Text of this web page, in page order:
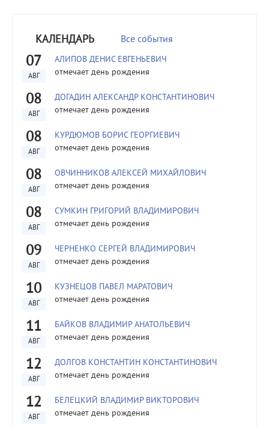
КАЛЕНДАРЬ Все события
07
АВГ
АЛИПОВ ДЕНИС ЕВГЕНЬЕВИЧ
отмечает день рождения
08
АВГ
ДОГАДИН АЛЕКСАНДР КОНСТАНТИНОВИЧ
отмечает день рождения
08
АВГ
КУРДЮМОВ БОРИС ГЕОРГИЕВИЧ
отмечает день рождения
08
АВГ
ОВЧИННИКОВ АЛЕКСЕЙ МИХАЙЛОВИЧ
отмечает день рождения
08
АВГ
СУМКИН ГРИГОРИЙ ВЛАДИМИРОВИЧ
отмечает день рождения
09
АВГ
ЧЕРНЕНКО СЕРГЕЙ ВЛАДИМИРОВИЧ
отмечает день рождения
10
АВГ
КУЗНЕЦОВ ПАВЕЛ МАРАТОВИЧ
отмечает день рождения
11
АВГ
БАЙКОВ ВЛАДИМИР АНАТОЛЬЕВИЧ
отмечает день рождения
12
АВГ
ДОЛГОВ КОНСТАНТИН КОНСТАНТИНОВИЧ
отмечает день рождения
12
АВГ
БЕЛЕЦКИЙ ВЛАДИМИР ВИКТОРОВИЧ
отмечает день рождения